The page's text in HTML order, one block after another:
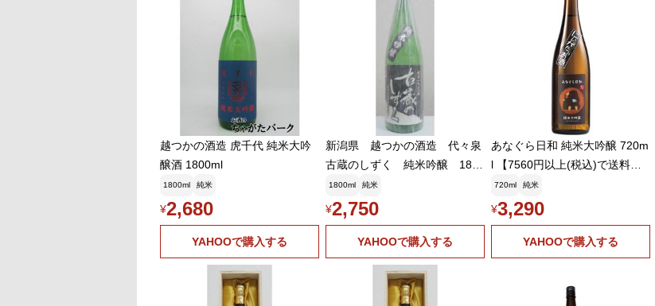
2026年2月12日 17:40:35
TRIALを知らなかったに一票です笑㊗️1GETおめ🎉
2026年2月12日 21:35:28
まささん 確かに正統派のサケタイマーは買わないですよね！ でも私
は"悪食"ですので、、、😅
2026年2月12日 21:35:54
くさまくらさん 本社は福岡の会社ですので、以前は九州が中心だったので
すけど、西友を買ったので関東にもそのうち勢力を広げていくのでは？
2026年2月12日 21:36:07
播州蔵之介さん 確かに表示価格が変わった頃から割安感が薄れたように思
います😄 以前はそこそこ平均的に安いEDLPだったのが、今は普通のス－パ
ーと同様に特売の目玉商品を極端に安くして、他で元を取るスタイルに変わっ
た感じがしています
悪食釣り師
ぐらんてぃふぉんさん 今の立ち位置は微妙ですかね カー用品、釣り
具、キャンプ用品、電気製品等、色々扱っているという点ではディスカウント
越つかの酒造 虎千代 純米大吟
醸酒 1800ml
1800ml 純米
¥2,680
YAHOOで購入する
新潟県 越つかの酒造 代々泉
古蔵のしずく 純米吟醸 1800
ml
1800ml 純米
¥2,750
YAHOOで購入する
あなぐら日和 純米大吟醸 720m
l 【7560円以上(税込)で送料無
料】
720ml 純米
¥3,290
YAHOOで購入する